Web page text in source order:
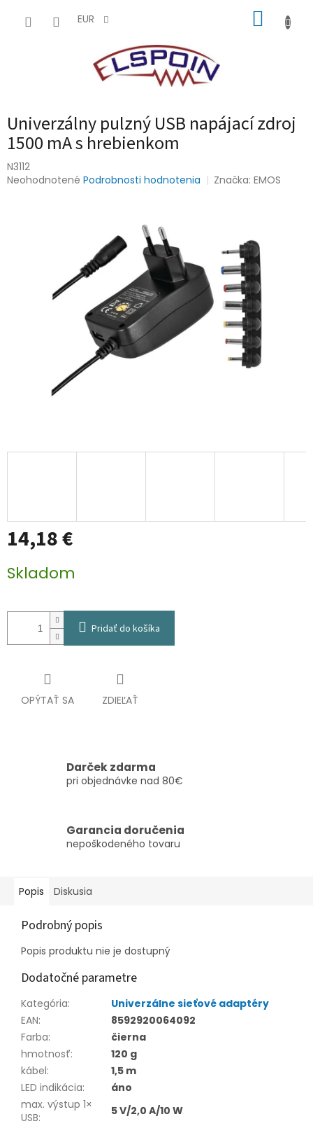
EUR
Univerzálny pulzný USB napájací zdroj
1500 mA s hrebienkom
N3112
Priemerné
Neohodnotené Podrobnosti hodnotenia Značka:EMOS
14,18 €
cena:
Skladom
Pridať do košíka
OPÝTAŤ SA ZDIEĽAŤ
Darček zdarma
pri objednávke nad 80€
Garancia doručenia
nepoškodeného tovaru
Popis Diskusia
Podrobný popis
Popis produktu nie je dostupný
Dodatočné parametre
Kategória:
Univerzálne sieťové adaptéry
EAN:
8592920064092
Farba:
čierna
hmotnosť:
120 g
kábel:
1,5 m
LED indikácia:
áno
max. výstup 1×
USB:
5 V/2,0 A/10 W